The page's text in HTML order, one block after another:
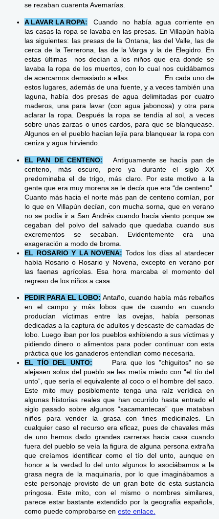
se rezaban cuarenta Avemarías.
A LAVAR LA ROPA: Cuando no había agua corriente en
las casas la ropa se lavaba en las presas. En Villapún había
las siguientes: las presas de la Ontana, las del Valle, las de
cerca de la Terrerona, las de la Varga y la de Elegidro. En
estas últimas nos decían a los niños que era donde se
lavaba la ropa de los muertos, con lo cual nos cuidábamos
de acercarnos demasiado a ellas. En cada uno de
estos lugares, además de una fuente, y a veces también una
laguna, había dos presas de agua delimitadas por cuatro
maderos, una para lavar (con agua jabonosa) y otra para
aclarar la ropa. Después la ropa se tendía al sol, a veces
sobre unas zarzas o unos cardos, para que se blanquease.
Algunos en el pueblo hacían lejía para blanquear la ropa con
ceniza y agua hirviendo.
EL PAN DE CENTENO: Antiguamente se hacía pan de
centeno, más oscuro, pero ya durante el siglo XX
predominaba el de trigo, más claro. Por este motivo a la
gente que era muy morena se le decía que era “de centeno”.
Cuanto más hacia el norte más pan de centeno comían, por
lo que en Villapún decían, con mucha sorna, que en verano
no se podía ir a San Andrés cuando hacía viento porque se
cegaban del polvo del salvado que quedaba cuando sus
excrementos se secaban. Evidentemente era una
exageración a modo de broma.
EL ROSARIO Y LA NOVENA: Todos los días al atardecer
había Rosario o Rosario y Novena, excepto en verano por
las faenas agrícolas. Esa hora marcaba el momento del
regreso de los niños a casa.
PEDIR PARA EL LOBO: Antaño, cuando había más rebaños
en el campo y más lobos que de cuando en cuando
producían víctimas entre las ovejas, había personas
dedicadas a la captura de adultos y descaste de camadas de
lobo. Luego iban por los pueblos exhibiendo a sus víctimas y
pidiendo dinero o alimentos para poder continuar con esta
práctica que los ganaderos entendían como necesaria.
EL TÍO DEL UNTO: Para que los "chiguitos" no se
alejasen solos del pueblo se les metía miedo con “el tío del
unto”, que sería el equivalente al coco o el hombre del saco.
Este mito muy posiblemente tenga una raíz verídica en
algunas historias reales que han ocurrido hasta entrado el
siglo pasado sobre algunos “sacamantecas” que mataban
niños para vender la grasa con fines medicinales. En
cualquier caso el recurso era eficaz, pues de chavales más
de uno hemos dado grandes carreras hacia casa cuando
fuera del pueblo se veía la figura de alguna persona extraña
que creíamos identificar como el tío del unto, aunque en
honor a la verdad lo del unto algunos lo asociábamos a la
grasa negra de la maquinaria, por lo que imaginábamos a
este personaje provisto de un gran bote de esta sustancia
pringosa. Este mito, con el mismo o nombres similares,
parece estar bastante extendido por la geografía española,
como puede comprobarse en este enlace.